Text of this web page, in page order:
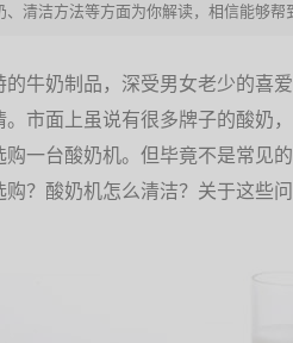
、清洁方法等方面为你解读，相信能够帮
牛奶制品，深受男女老少的喜
市面上虽说有很多牌子的酸奶
一台酸奶机。但毕竟不是常见
购？酸奶机怎么清洁？关于这些